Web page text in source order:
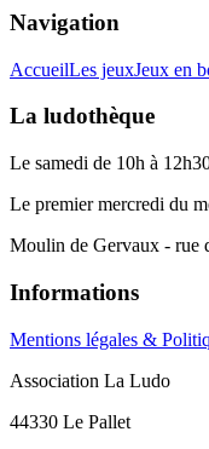
Navigation
AccueilLes jeuxJeux en
La ludothèque
Le samedi de 10h à
Le premier mercredi du
Moulin de Gervaux - rue
Informations
Mentions légales &
Association La Ludo
44330 Le Pallet